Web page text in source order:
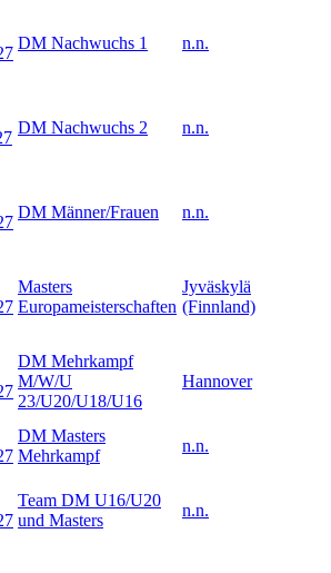
DM Nachwuchs 1 n.n.
DM Nachwuchs 2 n.n.
DM Männer/Frauen n.n.
Masters
Europameisterschaften
Jyväskylä
(Finnland)
DM Mehrkampf
M/W/U
23/U20/U18/U16
Hannover
DM Masters
Mehrkampf
n.n.
Team DM U16/U20
und Masters
n.n.